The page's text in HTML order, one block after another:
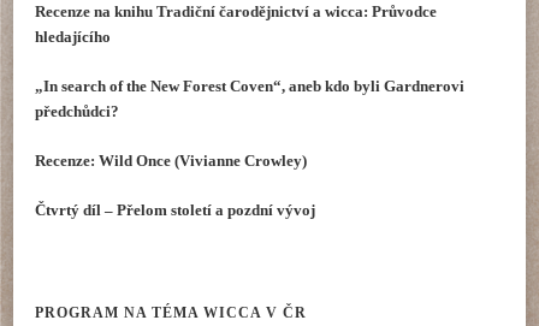
Recenze na knihu Tradiční čarodějnictví a wicca: Průvodce
hledajícího
„In search of the New Forest Coven“, aneb kdo byli Gardnerovi
předchůdci?
Recenze: Wild Once (Vivianne Crowley)
Čtvrtý díl – Přelom století a pozdní vývoj
PROGRAM NA TÉMA WICCA V ČR